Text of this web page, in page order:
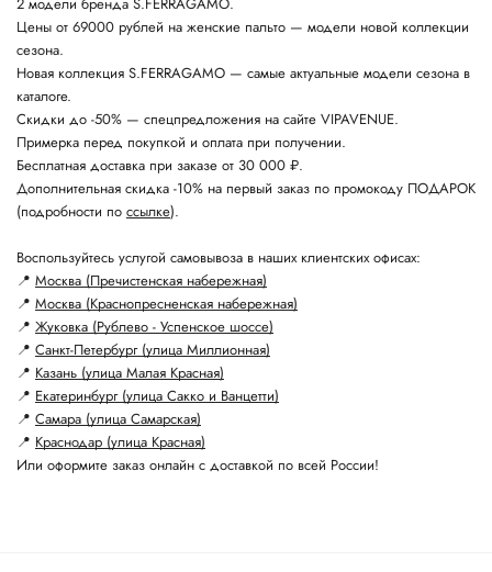
Цены от 69000 рублей на женские пальто — модели новой коллекции
сезона.
Новая коллекция S.FERRAGAMO — самые актуальные модели сезона в
каталоге.
Скидки до -50% — спецпредложения на сайте VIPAVENUE.
Примерка перед покупкой и оплата при получении.
Бесплатная доставка при заказе от 30 000 ₽.
Дополнительная скидка -10% на первый заказ по промокоду ПОДАРОК
(подробности по ссылке).
Воспользуйтесь услугой самовывоза в наших клиентских офисах:
📍 Москва (Пречистенская набережная)
📍 Москва (Краснопресненская набережная)
📍 Жуковка (Рублево - Успенское шоссе)
📍 Санкт-Петербург (улица Миллионная)
📍 Казань (улица Малая Красная)
📍 Екатеринбург (улица Сакко и Ванцетти)
📍 Самара (улица Самарская)
📍 Краснодар (улица Красная)
Или оформите заказ онлайн с доставкой по всей России!